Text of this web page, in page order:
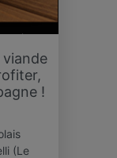
!
(Le